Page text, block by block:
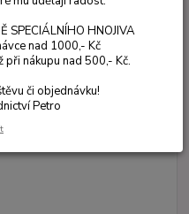
SPECIÁLNÍHO HNOJIVA
nad 1000,- Kč
při nákupu nad 500,- Kč.
či objednávku!
Petro